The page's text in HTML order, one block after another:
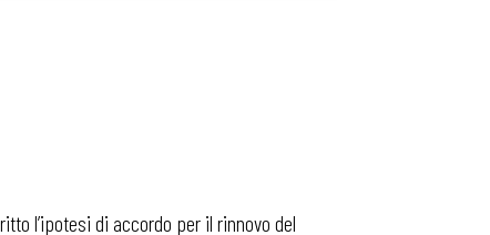
l’ipotesi di accordo per il rinnovo del